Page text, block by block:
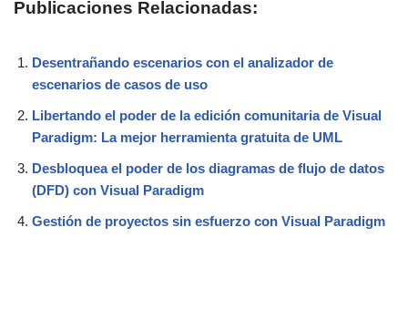
Publicaciones Relacionadas:
Desentrañando escenarios con el analizador de
escenarios de casos de uso
Libertando el poder de la edición comunitaria de Visual
Paradigm: La mejor herramienta gratuita de UML
Desbloquea el poder de los diagramas de flujo de datos
(DFD) con Visual Paradigm
Gestión de proyectos sin esfuerzo con Visual Paradigm